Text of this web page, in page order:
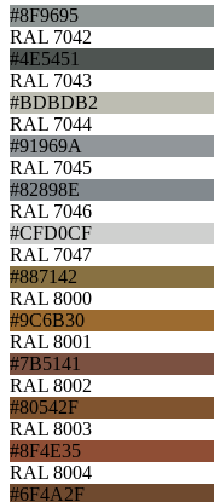
#8F9695
RAL 7042
#4E5451
RAL 7043
#BDBDB2
RAL 7044
#91969A
RAL 7045
#82898E
RAL 7046
#CFD0CF
RAL 7047
#887142
RAL 8000
#9C6B30
RAL 8001
#7B5141
RAL 8002
#80542F
RAL 8003
#8F4E35
RAL 8004
#6F4A2F